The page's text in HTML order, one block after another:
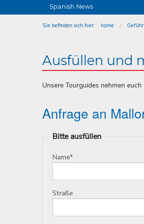
Spanish News
Sie befinden sich hier: home
Ausfüllen und
Unsere Tourguides nehmen
Anfrage an
Bitte ausfüllen
Name*
Straße